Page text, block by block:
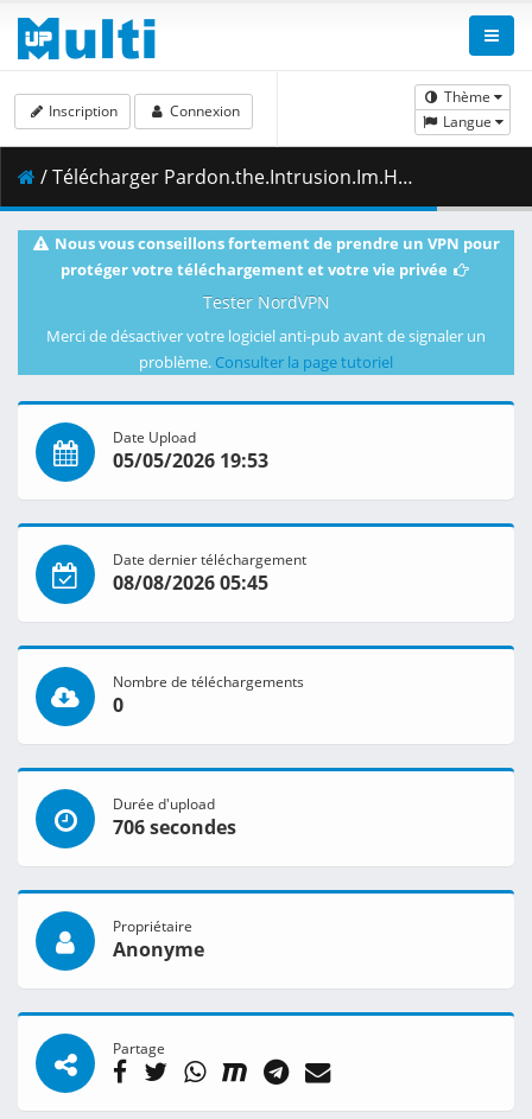
Thème
Langue
Inscription Connexion
/ Télécharger Pardon.the.Intrusion.Im.Home.S01E05.This.is.a.work.of.fiction.okay.1080p.CR.WEB-DL.AAC2.0.H.264-VARYG.mkv.002 ( 448.02 MB )
Nous vous conseillons fortement de prendre un VPN pour
protéger votre téléchargement et votre vie privée
Tester NordVPN
Merci de désactiver votre logiciel anti-pub avant de signaler un
problème. Consulter la page tutoriel
Date Upload
05/05/2026 19:53
Date dernier téléchargement
08/08/2026 05:45
Nombre de téléchargements
0
Durée d'upload
706 secondes
Propriétaire
Anonyme
Partage